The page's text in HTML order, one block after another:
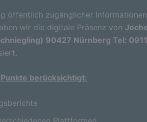
öffentlich zugänglicher
wir die digitale Präsenz von
90427 Nürnberg Tel:
berücksichtigt: